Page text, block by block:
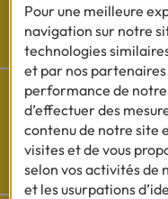
Les
Découvrez
Pour une meilleure
navigation sur notre
technologies
et par nos
performance de
d’effectuer des
contenu de notre site
visites et de vous
selon vos activités de
et les usurpations